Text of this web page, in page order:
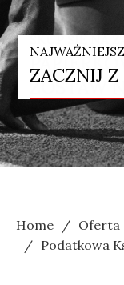
SKUP SIĘ NA
ZOSTAW
ZACZNIJ
Home
Oferta
Podatkowa